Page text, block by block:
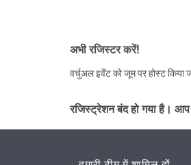
अभी रजिस्टर करें!
वर्चुअल इवेंट को जूम पर होस्ट
रजिस्ट्रेशन बंद हो गया है। आप